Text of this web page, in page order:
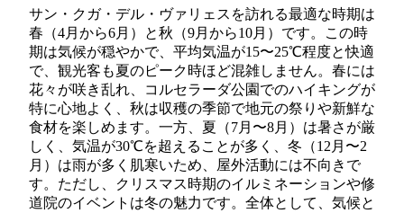
サン・クガ・デル・ヴァリェスを訪れる最適な時期は
春（4月から6月）と秋（9月から10月）です。この時
期は気候が穏やかで、平均気温が15〜25℃程度と快適
で、観光客も夏のピーク時ほど混雑しません。春には
花々が咲き乱れ、コルセラーダ公園でのハイキングが
特に心地よく、秋は収穫の季節で地元の祭りや新鮮な
食材を楽しめます。一方、夏（7月〜8月）は暑さが厳
しく、気温が30℃を超えることが多く、冬（12月〜2
月）は雨が多く肌寒いため、屋外活動には不向きで
す。ただし、クリスマス時期のイルミネーションや修
道院のイベントは冬の魅力です。全体として、気候と